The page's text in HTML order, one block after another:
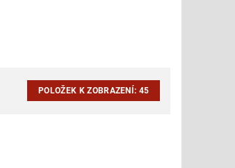
POLOŽEK K ZOBRAZENÍ: 45